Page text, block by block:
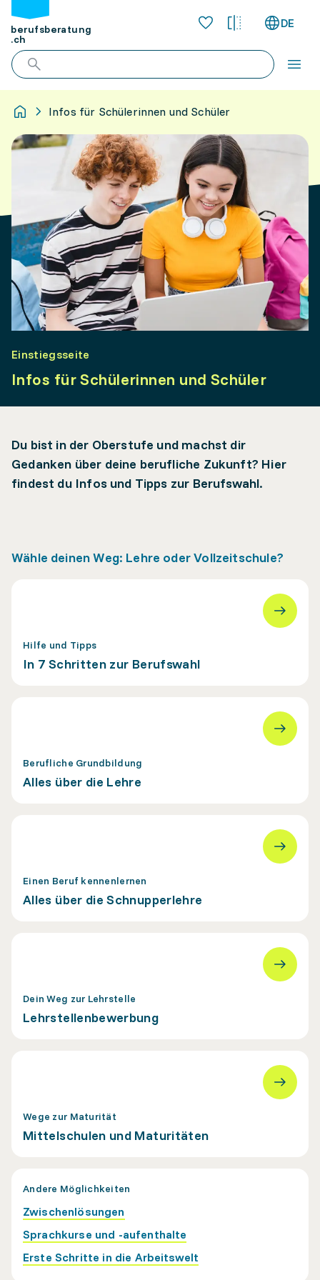
berufsberatung
.ch
DE
Infos für Schülerinnen und Schüler
Einstiegsseite
Infos für Schülerinnen und Schüler
Du bist in der Oberstufe und machst dir
Gedanken über deine berufliche Zukunft? Hier
findest du Infos und Tipps zur Berufswahl.
Wähle deinen Weg: Lehre oder Vollzeitschule?
Hilfe und Tipps
In 7 Schritten zur Berufswahl
Berufliche Grundbildung
Alles über die Lehre
Einen Beruf kennenlernen
Alles über die Schnupperlehre
Dein Weg zur Lehrstelle
Lehrstellenbewerbung
Wege zur Maturität
Mittelschulen und Maturitäten
Andere Möglichkeiten
Zwischenlösungen
Sprachkurse und -aufenthalte
Erste Schritte in die Arbeitswelt